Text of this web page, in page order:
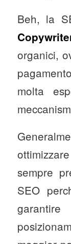
Beh, la
organici,
molta
sempre
SEO